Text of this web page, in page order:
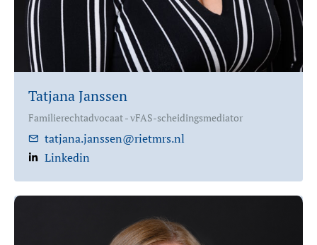
Tatjana Janssen
Familierechtadvocaat - vFAS-scheidingsmediator
tatjana.janssen@rietmrs.nl
Linkedin